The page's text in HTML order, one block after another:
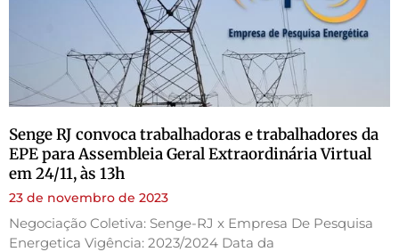
Senge RJ convoca trabalhadoras e trabalhadores da
EPE para Assembleia Geral Extraordinária Virtual
em 24/11, às 13h
23 de novembro de 2023
Negociação Coletiva: Senge-RJ x Empresa De Pesquisa
Energetica Vigência: 2023/2024 Data da